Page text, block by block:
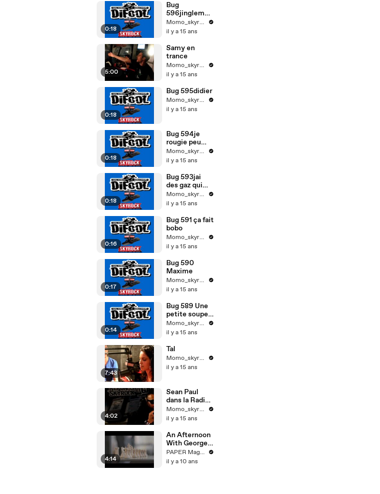
0:18
Bug
596jinglemor
ning
Momo_skyrock
il y a 15 ans
5:00
Samy en
trance
Momo_skyrock
il y a 15 ans
0:18
Bug 595didier
Momo_skyrock
il y a 15 ans
0:18
Bug 594je
rougie peu
etre
Momo_skyrock
il y a 15 ans
0:18
Bug 593jai
des gaz qui
sechapentMomo_skyrock
il y a 15 ans
0:16
Bug 591 ça fait
bobo
Momo_skyrock
il y a 15 ans
0:17
Bug 590
Maxime
Momo_skyrock
il y a 15 ans
0:14
Bug 589 Une
petite soupe
au potironMomo_skyrock
il y a 15 ans
7:43
Tal
Momo_skyrock
il y a 15 ans
4:02
Sean Paul
dans la Radio
Libre de
Difool
Momo_skyrock
il y a 15 ans
4:14
An Afternoon
With George
Lois
PAPER Magazine
il y a 10 ans